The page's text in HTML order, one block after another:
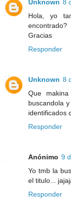
Unknown 8
Hola, yo
encontrado?
Gracias
Responder
Unknown 8
Que
buscandola
identificados
Responder
Anónimo 9
Yo tmb la
el titulo...
Responder